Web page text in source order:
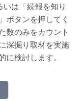
は「続報を知り
ボタンを押してく
数のみをカウント
深掘り取材を実施
検討します。